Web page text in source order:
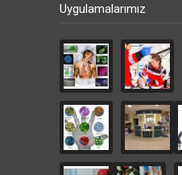
Uygulamalarımız